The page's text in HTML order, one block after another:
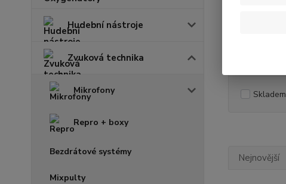
Hudební nástroje
Zvuková technika
Mikrofony
Repro + boxy
Bezdrátové systémy
Mixpulty
Skladem
Nejnovější